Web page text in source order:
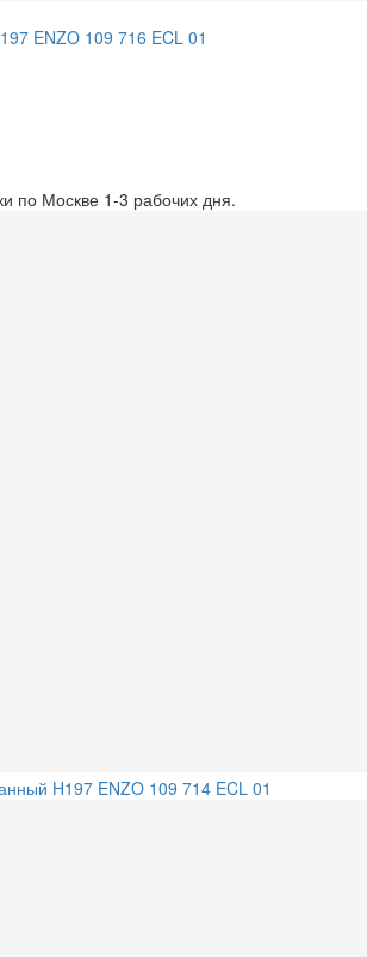
ENZO 109 716 ECL 01
по Москве 1-3 рабочих дня.